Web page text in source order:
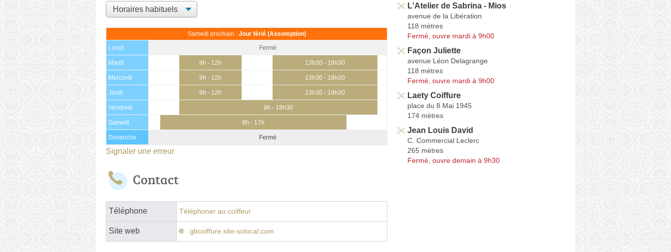
Samedi prochain : Jour férié (Assomption)
Lundi Fermé
Mardi 9h - 12h 13h30 - 18h30
Mercredi 9h - 12h 13h30 - 18h30
Jeudi 9h - 12h 13h30 - 18h30
Vendredi 9h - 18h30
Samedi 8h - 17h
Dimanche Fermé
Signaler une erreur
Contact
Téléphone Téléphoner au coiffeur
Site web gbcoiffure.site-solocal.com
L'Atelier de Sabrina - Mios
avenue de la Libération
118 mètres
Fermé, ouvre mardi à 9h00
Façon Juliette
avenue Léon Delagrange
118 mètres
Fermé, ouvre mardi à 9h00
Laety Coiffure
place du 8 Mai 1945
174 mètres
Jean Louis David
C. Commercial Leclerc
265 mètres
Fermé, ouvre demain à 9h30